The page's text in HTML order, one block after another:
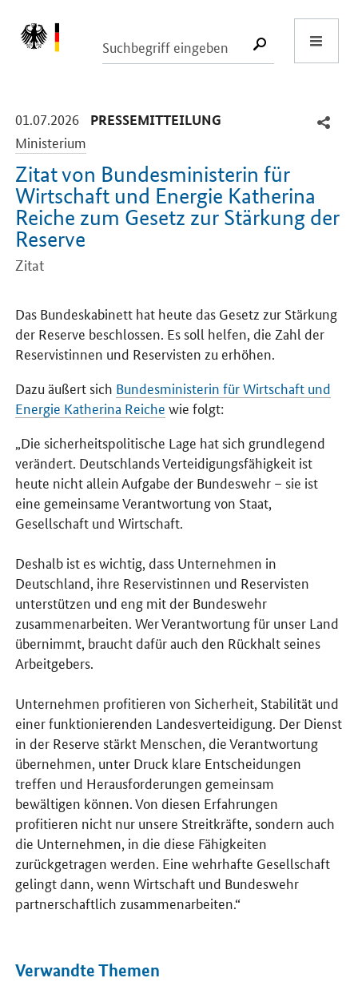
SUCHE
01.07.2026 -
PRESSEMITTEILUNG
Ministerium
Zitat von Bundesministerin für
Wirtschaft und Energie Katherina
Reiche zum Gesetz zur Stärkung der
Reserve
Zitat
Das Bundeskabinett hat heute das Gesetz zur Stärkung
der Reserve beschlossen. Es soll helfen, die Zahl der
Reservistinnen und Reservisten zu erhöhen.
Dazu äußert sich Bundesministerin für Wirtschaft und
Energie Katherina Reiche wie folgt:
„Die sicherheitspolitische Lage hat sich grundlegend
verändert. Deutschlands Verteidigungsfähigkeit ist
heute nicht allein Aufgabe der Bundeswehr – sie ist
eine gemeinsame Verantwortung von Staat,
Gesellschaft und Wirtschaft.
Deshalb ist es wichtig, dass Unternehmen in
Deutschland, ihre Reservistinnen und Reservisten
unterstützen und eng mit der Bundeswehr
zusammenarbeiten. Wer Verantwortung für unser Land
übernimmt, braucht dafür auch den Rückhalt seines
Arbeitgebers.
Unternehmen profitieren von Sicherheit, Stabilität und
einer funktionierenden Landesverteidigung. Der Dienst
in der Reserve stärkt Menschen, die Verantwortung
übernehmen, unter Druck klare Entscheidungen
treffen und Herausforderungen gemeinsam
bewältigen können. Von diesen Erfahrungen
profitieren nicht nur unsere Streitkräfte, sondern auch
die Unternehmen, in die diese Fähigkeiten
zurückgetragen werden. Eine wehrhafte Gesellschaft
gelingt dann, wenn Wirtschaft und Bundeswehr
partnerschaftlich zusammenarbeiten.“
Verwandte Themen